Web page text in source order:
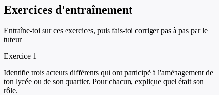
Exercices d'entraînement
Entraîne-toi sur ces exercices, puis fais-toi corriger pas à pas par le
tuteur.
Exercice 1
Identifie trois acteurs différents qui ont participé à l'aménagement de
ton lycée ou de son quartier. Pour chacun, explique quel était son
rôle.